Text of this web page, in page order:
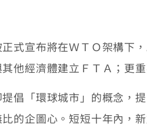
宣布將在ＷＴＯ架構下，
他經濟體建立ＦＴＡ；更
「環球城市」的概念，提
的企圖心。短短十年內，